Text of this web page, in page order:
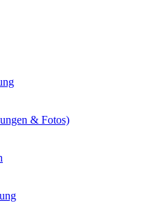
& Fotos)